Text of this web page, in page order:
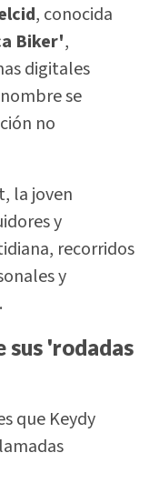
, conocida
Biker',
digitales
se
no
la joven
y
recorridos
y
sus 'rodadas
que Keydy